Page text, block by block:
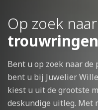
Op zoek
Bent u op zoek naar
bent u bij Juwelier
kiest u uit de grootste
deskundige uitleg. Met